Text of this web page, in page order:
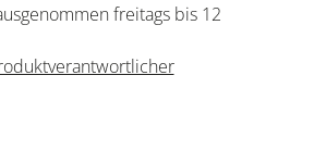
freitags bis 12